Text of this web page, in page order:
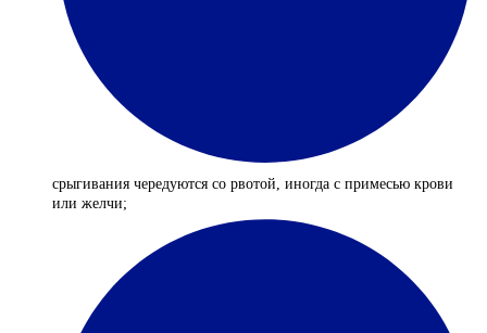
срыгивания чередуются со рвотой, иногда с примесью крови
или желчи;